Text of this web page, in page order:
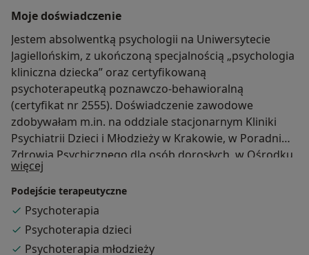
Moje doświadczenie
Jestem absolwentką psychologii na Uniwersytecie
Jagiellońskim, z ukończoną specjalnością „psychologia
kliniczna dziecka” oraz certyfikowaną
psychoterapeutką poznawczo-behawioralną
(certyfikat nr 2555). Doświadczenie zawodowe
zdobywałam m.in. na oddziale stacjonarnym Kliniki
Psychiatrii Dzieci i Młodzieży w Krakowie, w Poradni
Zdrowia Psychicznego dla osób dorosłych, w Ośrodku
Szkolno-Wychowawczym, w Pracowni Psychologii
Dziecka, na oddziale dziennym psychiatrii dziecięcej.
Ukończyłam Studium Leczenia Zaburzeń Odżywiania w
Ogólnopolskim Centrum Zaburzeń Odżywiania.
Posiadam doświadczenie w pracy psychologicznej z
więcej
Podejście terapeutyczne
Psychoterapia
Psychoterapia dzieci
Psychoterapia młodzieży